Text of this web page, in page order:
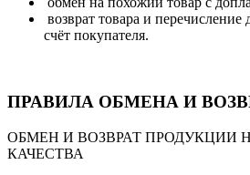
возврат товара и
счёт покупателя.
ПРАВИЛА ОБМЕНА И
ОБМЕН И ВОЗВРАТ ПРОДУКЦИИ
КАЧЕСТВА